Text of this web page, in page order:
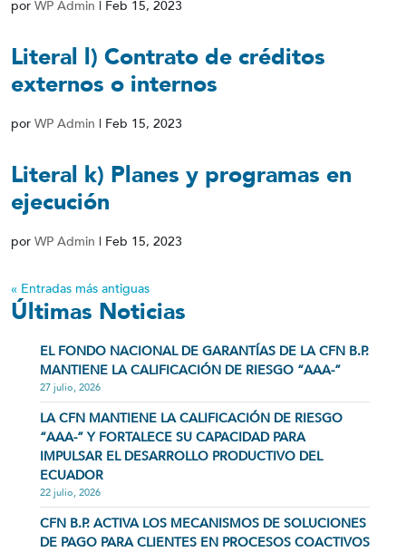
por WP Admin | Feb 15, 2023
Literal l) Contrato de créditos
externos o internos
por WP Admin | Feb 15, 2023
Literal k) Planes y programas en
ejecución
por WP Admin | Feb 15, 2023
« Entradas más antiguas
Últimas Noticias
EL FONDO NACIONAL DE GARANTÍAS DE LA CFN B.P.
MANTIENE LA CALIFICACIÓN DE RIESGO “AAA-”
27 julio, 2026
LA CFN MANTIENE LA CALIFICACIÓN DE RIESGO
“AAA-” Y FORTALECE SU CAPACIDAD PARA
IMPULSAR EL DESARROLLO PRODUCTIVO DEL
ECUADOR
22 julio, 2026
CFN B.P. ACTIVA LOS MECANISMOS DE SOLUCIONES
DE PAGO PARA CLIENTES EN PROCESOS COACTIVOS